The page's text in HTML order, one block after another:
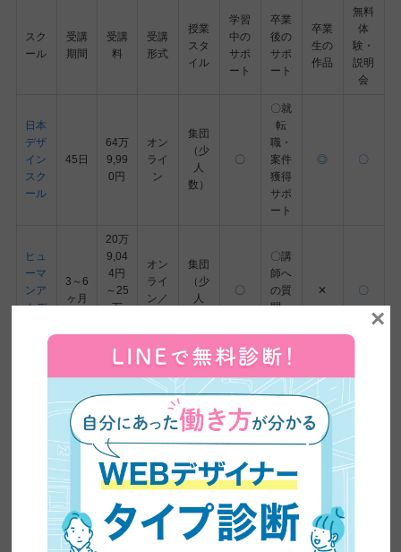
スク
ール
受講
期間
受講
料
受講
形式
授業
スタ
イル
学習
中の
サポ
ート
卒業
後の
サポ
ート
卒業
生の
作品
無料
体
験・
説明
会
日本
デザ
イン
スク
ール
45日
64万
9,99
0円
オン
ライ
ン
集団
（少
人
数）
〇
〇就
転
職・
案件
獲得
サポ
ート
◎ 〇
ヒュ
ーマ
ンア
カデ
3～6
ヶ月
20万
9,04
4円
～25
万
オン
ライ
ン／
集団
（少
人
〇
〇講
師へ
の質
問・
✕ 〇
4～
16週
間
～52
6,90
0円
ライ
個別 〇
用し
リキ
閲覧
〇
1～
22万
8,80
0円
オン
ライ
ン／
◎最
新の
×